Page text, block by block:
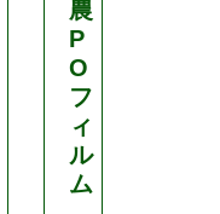
農
P
O
フ
ィ
ル
ム